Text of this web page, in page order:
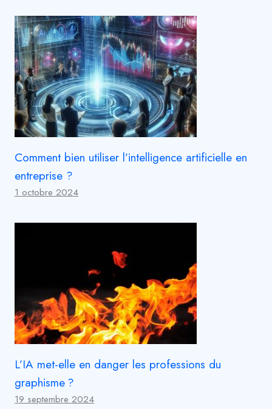
Comment bien utiliser l’intelligence artificielle en
entreprise ?
1 octobre 2024
L’IA met-elle en danger les professions du
graphisme ?
19 septembre 2024